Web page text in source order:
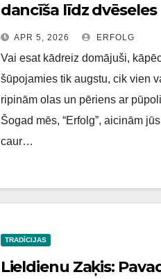
dancīša līdz dvēseles
augšāmcelšanai.
APR 5, 2026 ERFOLG
Vai esat kādreiz domājuši,
šūpojamies tik augstu, cik vien
ripinām olas un pēriens ar
Šogad mēs, “Erfolg”, aicinām
caur…
TRADĪCIJAS
Lieldienu Zaķis: